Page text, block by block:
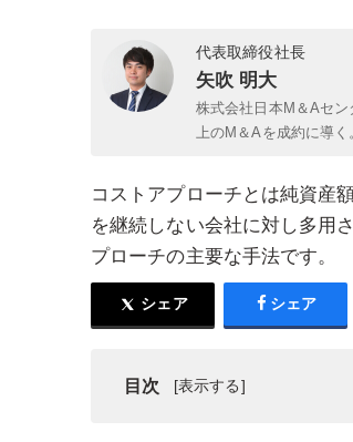
代表取締役社長
矢吹 明大
株式会社日本M＆Aセ
上のM＆Aを成約に導く
コストアプローチとは純資産
を継続しない会社に対し多用
プローチの主要な手法です。
シェア シェア
目次